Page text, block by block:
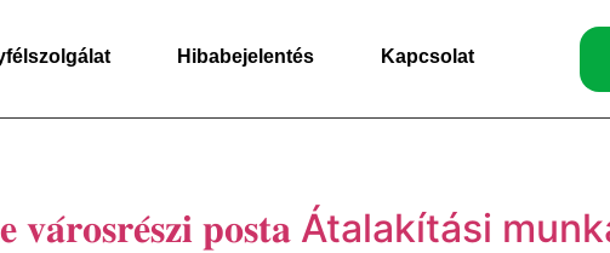
Hibabejelentés Kapcsolat
𝐯𝐚́𝐫𝐨𝐬𝐫𝐞́𝐬𝐳𝐢 𝐩𝐨𝐬𝐭𝐚 Átalakítási